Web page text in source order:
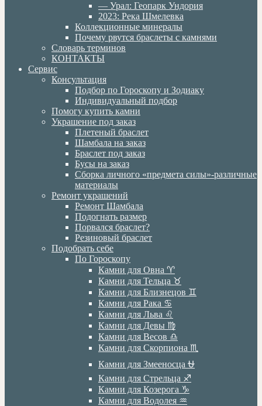
— Урал: Геопарк Ундория
2023: Река Шмелевка
Коллекционные минералы
Почему рвутся браслеты с камнями
Словарь терминов
КОНТАКТЫ
Сервис
Консультация
Подбор по Гороскопу и Зодиаку
Индивидуальный подбор
Помогу купить камни
Украшение под заказ
Плетеный браслет
Шамбала на заказ
Браслет под заказ
Бусы на заказ
Сборка личного «предмета силы»-различные
материалы
Ремонт украшений
Ремонт Шамбала
Подогнать размер
Порвался браслет?
Резиновый браслет
Подобрать себе
По Гороскопу
Камни для Овна ♈️
Камни для Тельца ♉️
Камни для Близнецов ♊️
Камни для Рака ♋️
Камни для Льва ♌️
Камни для Девы ♍️
Камни для Весов ♎️
Камни для Скорпиона ♏️
Камни для Змееносца ⛎
Камни для Стрельца ♐️
Камни для Козерога ♑️
Камни для Водолея ♒️